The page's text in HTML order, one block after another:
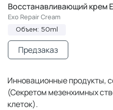
Восстанавливающий крем
Exo Repair Cream
Объем: 50ml
Предзаказ
Инновационные продукты,
(Секретом мезенхимных
клеток).